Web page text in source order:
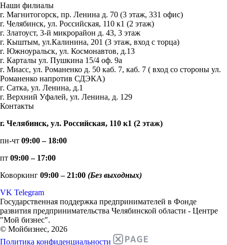
Наши филиалы
г. Магнитогорск, пр. Ленина д. 70 (3 этаж, 331 офис)
г. Челябинск, ул. Российская, 110 к1 (2 этаж)
г. Златоуст, 3-й микрорайон д. 43, 3 этаж
г. Кыштым, ул.Калинина, 201 (3 этаж, вход с торца)
г. Южноуральск, ул. Космонавтов, д.13
г. Карталы ул. Пушкина 15/4 оф. 9а
г. Миасс, ул. Романенко д. 50 каб. 7, каб. 7 ( вход со стороны ул.
Романенко напротив СДЭКА)
г. Сатка, ул. Ленина, д.1
г. Верхний Уфалей, ул. Ленина, д. 129
Контакты
г. Челябинск, ул. Российская, 110 к1 (2 этаж)
пн-чт 09:00 – 18:00
пт 09:00 – 17:00
Коворкинг 09:00 – 21:00 (Без выходных)
VK Telegram
Государственная поддержка предпринимателей в Фонде
развития предпринимательства Челябинской области - Центре
"Мой бизнес".
© Мойбизнес, 2026
Политика конфиденциальности